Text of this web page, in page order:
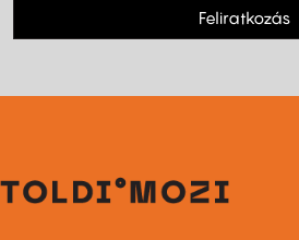
Feliratkozás